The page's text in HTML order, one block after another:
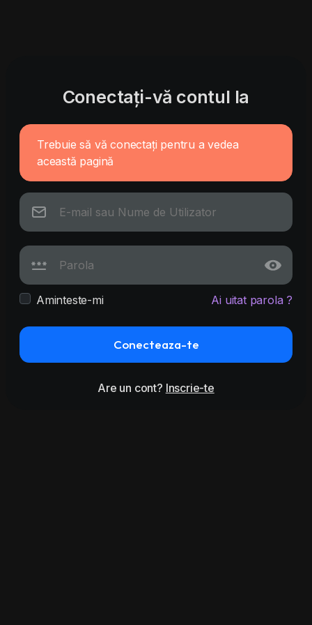
Conectați-vă contul la
Trebuie să vă conectați pentru a vedea
această pagină
Aminteste-mi Ai uitat parola ?
Conecteaza-te
Are un cont? Inscrie-te